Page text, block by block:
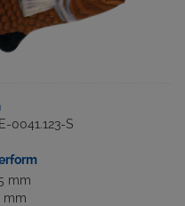
0041.123-S
mm
mm